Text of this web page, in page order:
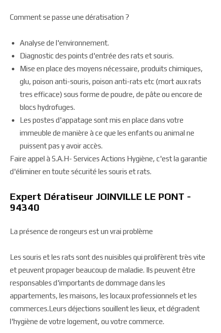
Comment se passe une dératisation ?
Analyse de l'environnement.
Diagnostic des points d'entrée des rats et souris.
Mise en place des moyens nécessaire, produits chimiques,
glu, poison anti-souris, poison anti-rats etc (mort aux rats
tres efficace) sous forme de poudre, de pâte ou encore de
blocs hydrofuges.
Les postes d'appatage sont mis en place dans votre
immeuble de manière à ce que les enfants ou animal ne
puissent pas y avoir accès.
Faire appel à S.A.H- Services Actions Hygiène, c'est la garantie
d'éliminer en toute sécurité les souris et rats.
Expert Dératiseur JOINVILLE LE PONT -
94340
La présence de rongeurs est un vrai problème
Les souris et les rats sont des nuisibles qui prolifèrent très vite
et peuvent propager beaucoup de maladie. Ils peuvent être
responsables d'importants de dommage dans les
appartements, les maisons, les locaux professionnels et les
commerces.Leurs déjections souillent les lieux, et dégradent
l'hygiène de votre logement, ou votre commerce.